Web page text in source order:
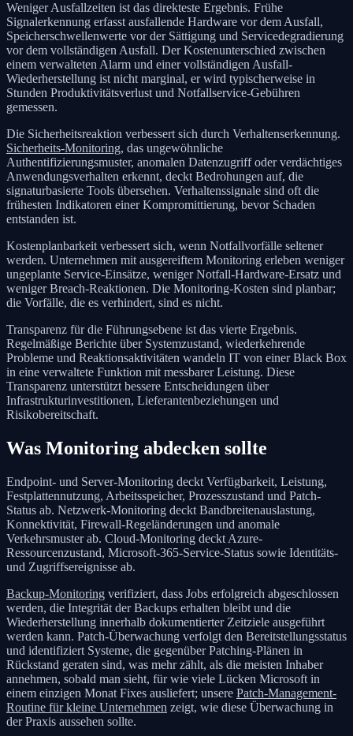
Weniger Ausfallzeiten ist das direkteste Ergebnis. Frühe
Signalerkennung erfasst ausfallende Hardware vor dem Ausfall,
Speicherschwellenwerte vor der Sättigung und Servicedegradierung
vor dem vollständigen Ausfall. Der Kostenunterschied zwischen
einem verwalteten Alarm und einer vollständigen Ausfall-
Wiederherstellung ist nicht marginal, er wird typischerweise in
Stunden Produktivitätsverlust und Notfallservice-Gebühren
gemessen.
Die Sicherheitsreaktion verbessert sich durch Verhaltenserkennung.
Sicherheits-Monitoring, das ungewöhnliche
Authentifizierungsmuster, anomalen Datenzugriff oder verdächtiges
Anwendungsverhalten erkennt, deckt Bedrohungen auf, die
signaturbasierte Tools übersehen. Verhaltenssignale sind oft die
frühesten Indikatoren einer Kompromittierung, bevor Schaden
entstanden ist.
Kostenplanbarkeit verbessert sich, wenn Notfallvorfälle seltener
werden. Unternehmen mit ausgereiftem Monitoring erleben weniger
ungeplante Service-Einsätze, weniger Notfall-Hardware-Ersatz und
weniger Breach-Reaktionen. Die Monitoring-Kosten sind planbar;
die Vorfälle, die es verhindert, sind es nicht.
Transparenz für die Führungsebene ist das vierte Ergebnis.
Regelmäßige Berichte über Systemzustand, wiederkehrende
Probleme und Reaktionsaktivitäten wandeln IT von einer Black Box
in eine verwaltete Funktion mit messbarer Leistung. Diese
Transparenz unterstützt bessere Entscheidungen über
Infrastrukturinvestitionen, Lieferantenbeziehungen und
Risikobereitschaft.
Was Monitoring abdecken sollte
Endpoint- und Server-Monitoring deckt Verfügbarkeit, Leistung,
Festplattennutzung, Arbeitsspeicher, Prozesszustand und Patch-
Status ab. Netzwerk-Monitoring deckt Bandbreitenauslastung,
Konnektivität, Firewall-Regeländerungen und anomale
Verkehrsmuster ab. Cloud-Monitoring deckt Azure-
Ressourcenzustand, Microsoft-365-Service-Status sowie Identitäts-
und Zugriffsereignisse ab.
Backup-Monitoring verifiziert, dass Jobs erfolgreich abgeschlossen
werden, die Integrität der Backups erhalten bleibt und die
Wiederherstellung innerhalb dokumentierter Zeitziele ausgeführt
werden kann. Patch-Überwachung verfolgt den Bereitstellungsstatus
und identifiziert Systeme, die gegenüber Patching-Plänen in
Rückstand geraten sind, was mehr zählt, als die meisten Inhaber
annehmen, sobald man sieht, für wie viele Lücken Microsoft in
einem einzigen Monat Fixes ausliefert; unsere Patch-Management-
Routine für kleine Unternehmen zeigt, wie diese Überwachung in
der Praxis aussehen sollte.